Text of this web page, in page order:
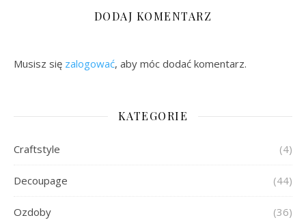
DODAJ KOMENTARZ
Musisz się zalogować, aby móc dodać komentarz.
KATEGORIE
Craftstyle (4)
Decoupage (44)
Ozdoby (36)